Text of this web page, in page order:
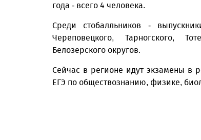
года - всего 4 человека.
Среди стобалльников -
Череповецкого, Тарногского,
Белозерского округов.
Сейчас в регионе идут экзамены в
ЕГЭ по обществознанию, физике,